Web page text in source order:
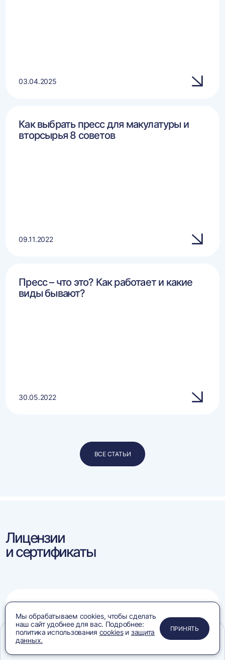
03.04.2025
Как выбрать пресс для макулатуры и
вторсырья 8 советов
09.11.2022
Пресс – что это? Как работает и какие
виды бывают?
30.05.2022
ВСЕ СТАТЬИ
Лицензии
и сертификаты
соответствия требованиям
ПРИМЕНИТЬ
ЗАКРЫТЬ
ЗАКРЫТЬ
ЗАКРЫТЬ
Мы обрабатываем cookies, чтобы сделать
наш сайт удобнее для вас. Подробнее:
политика использования cookiesи защита
данных.
ПРИНЯТЬ